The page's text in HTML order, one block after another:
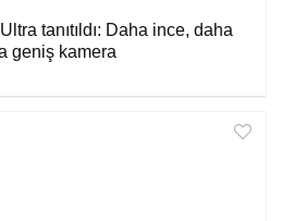
tanıtıldı: Daha ince, daha
geniş kamera